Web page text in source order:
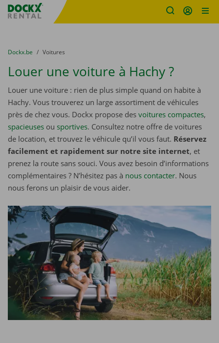
sitename
You are here:
du
Dockx.be to
Voitures
Louer une voiture à Hachy ?
Louer une voiture : rien de plus simple quand on habite à
Hachy. Vous trouverez un large assortiment de véhicules
près de chez vous. Dockx propose des voitures compactes,
spacieuses ou sportives. Consultez notre offre de voitures
de location, et trouvez le véhicule qu’il vous faut. Réservez
facilement et rapidement sur notre site internet, et
prenez la route sans souci. Vous avez besoin d’informations
complémentaires ? N’hésitez pas à nous contacter. Nous
nous ferons un plaisir de vous aider.